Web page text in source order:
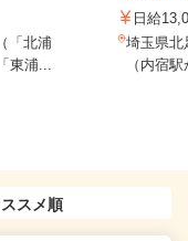
「北浦
東浦...
日給
埼玉県北
（内宿